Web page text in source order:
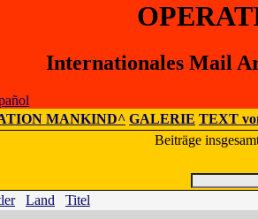
Internationales Mail
MANKIND^ GALERIE TEXT
Beiträge
Land Titel